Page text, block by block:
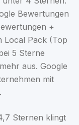
Bewertungen
+
Local Pack (Top
5 Sterne
aus. Google
mit
Sternen klingt